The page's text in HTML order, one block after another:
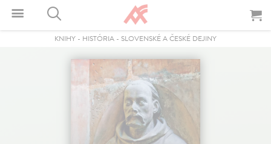
KNIHY - HISTÓRIA - SLOVENSKÉ A ČESKÉ DEJINY